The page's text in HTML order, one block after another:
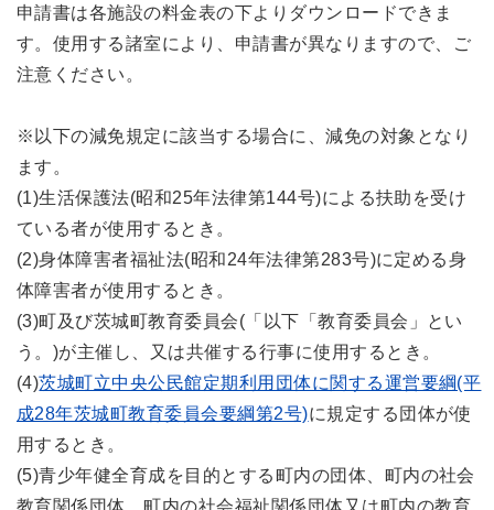
申請書は各施設の料金表の下よりダウンロードできま
す。使用する諸室により、申請書が異なりますので、ご
注意ください。
※以下の減免規定に該当する場合に、減免の対象となり
ます。
(1)生活保護法(昭和25年法律第144号)による扶助を受け
ている者が使用するとき。
(2)身体障害者福祉法(昭和24年法律第283号)に定める身
体障害者が使用するとき。
(3)町及び茨城町教育委員会(「以下「教育委員会」とい
う。)が主催し、又は共催する行事に使用するとき。
(4)茨城町立中央公民館定期利用団体に関する運営要綱(平
成28年茨城町教育委員会要綱第2号)に規定する団体が使
用するとき。
(5)青少年健全育成を目的とする町内の団体、町内の社会
教育関係団体、町内の社会福祉関係団体又は町内の教育